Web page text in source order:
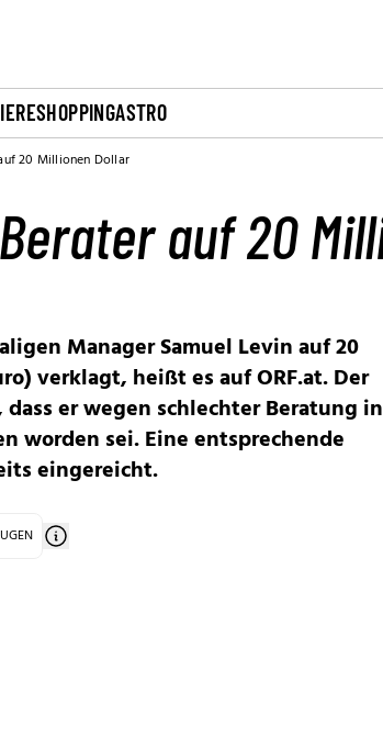
SHOPPINGASTRO
20 Millionen Dollar
auf 20
Manager Samuel Levin auf 20
verklagt, heißt es auf ORF.at. Der
er wegen schlechter Beratung in
worden sei. Eine entsprechende
eingereicht.